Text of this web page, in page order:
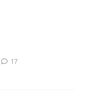
17